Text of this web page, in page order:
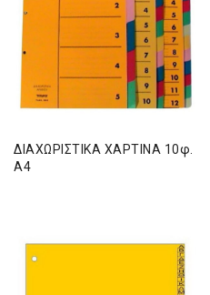
ΔΙΑΧΩΡΙΣΤΙΚΑ ΧΑΡΤΙΝΑ 10φ.
Α4